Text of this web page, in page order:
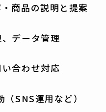
商品の説明と提案
データ管理
合わせ対応
（SNS運用など）